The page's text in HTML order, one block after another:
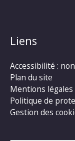
Liens
Accessibilité :
Plan du site
Mentions légales
Politique de
Gestion des